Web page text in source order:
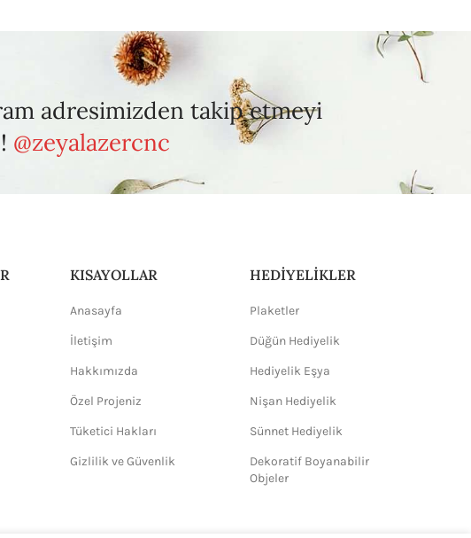
adresimizden takip etmeyi
@zeyalazercnc
KISAYOLLAR
Anasayfa
İletişim
Hakkımızda
Özel Projeniz
Tüketici Hakları
Gizlilik ve Güvenlik
HEDİYELİKLER
Plaketler
Düğün Hediyelik
Hediyelik Eşya
Nişan Hediyelik
Sünnet Hediyelik
Dekoratif Boyanabilir
Objeler